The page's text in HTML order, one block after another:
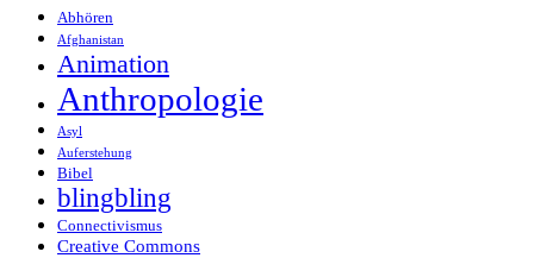
Abhören
Afghanistan
Animation
Anthropologie
Asyl
Auferstehung
Bibel
blingbling
Connectivismus
Creative Commons